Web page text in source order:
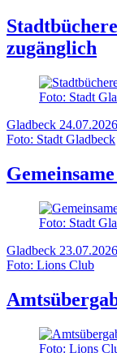
zugänglich
Foto: Stadt
Gladbeck 24.07.2026
Foto: Stadt Gladbeck
Foto: Stadt
Gladbeck 23.07.2026
Foto: Lions Club
Foto: Lions